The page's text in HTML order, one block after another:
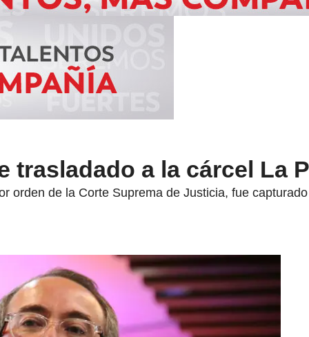
trasladado a la cárcel La
orden de la Corte Suprema de Justicia, fue